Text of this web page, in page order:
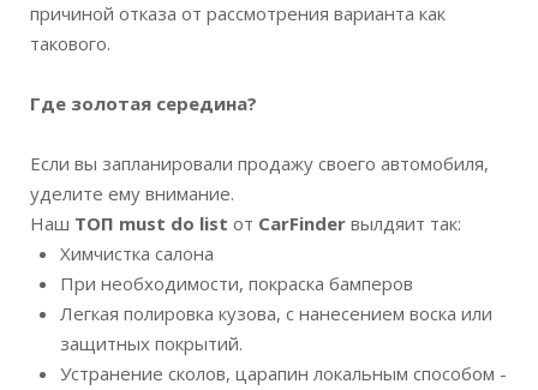
причиной отказа от рассмотрения варианта как
такового.
Где золотая середина?
Если вы запланировали продажу своего автомобиля,
уделите ему внимание.
Наш ТОП must do list от CarFinder вылдяит так:
Химчистка салона
При необходимости, покраска бамперов
Легкая полировка кузова, с нанесением воска или
защитных покрытий.
Устранение сколов, царапин локальным способом -